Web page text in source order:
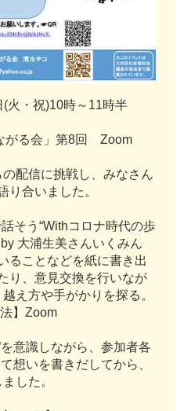
(火 ・ 祝)10時～ 11時半
がる会 」 第8回 Zoom
の配信に挑戦し みなさ ん
り 合い ま した 。
話そ う “Withコ ロナ時代の歩
by 大浦生美さ んい く みん
る こ と などを紙に書き 出
り 意見交換を行いなが
越 え 方や手がかり を探る 。
法】 Zoom
を意識しながら 参加者各
て想いを書き だしてから
ま した 。